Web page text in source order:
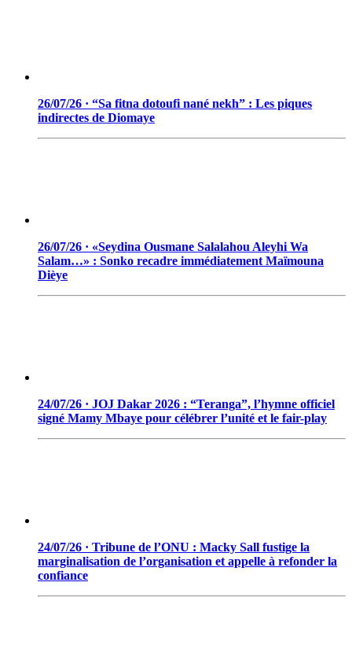
26/07/26 · “Sa fitna dotoufi nané nekh” : Les piques
indirectes de Diomaye
26/07/26 · «Seydina Ousmane Salalahou Aleyhi Wa
Salam…» : Sonko recadre immédiatement Maïmouna
Dièye
24/07/26 · JOJ Dakar 2026 : “Teranga”, l’hymne officiel
signé Mamy Mbaye pour célébrer l’unité et le fair-play
24/07/26 · Tribune de l’ONU : Macky Sall fustige la
marginalisation de l’organisation et appelle à refonder la
confiance